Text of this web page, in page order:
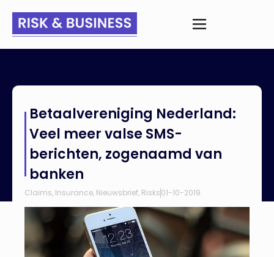
valse SMS-berichten, zogenaamd van banken
Betaalvereniging Nederland:
Veel meer valse SMS-
berichten, zogenaamd van
banken
Claims, Insurance, Nieuwsbrief, Risks01-10-2019